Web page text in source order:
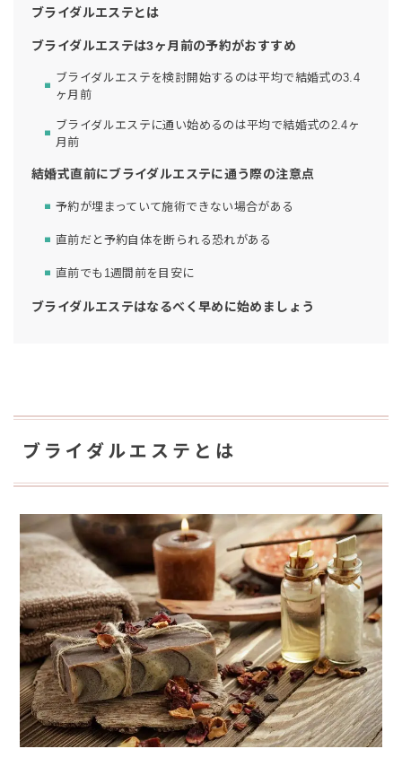
ブライダルエステとは
ブライダルエステは3ヶ月前の予約がおすすめ
ブライダルエステを検討開始するのは平均で結婚式の3.4
ヶ月前
ブライダルエステに通い始めるのは平均で結婚式の2.4ヶ
月前
結婚式直前にブライダルエステに通う際の注意点
予約が埋まっていて施術できない場合がある
直前だと予約自体を断られる恐れがある
直前でも1週間前を目安に
ブライダルエステはなるべく早めに始めましょう
ブライダルエステとは